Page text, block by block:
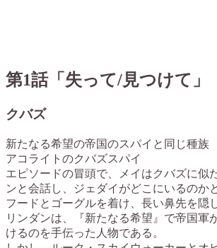
第1話「失って/見つけて」
クバズ
新たなる希望の帝国のスパイと同じ種族
アコライトのクバズスパイ
エピソードの冒頭で、メイはクバズに似
ンと会話し、ジェダイがどこにいるのか
フードとゴーグルを着け、長い鼻先を隠
リンダンは、『新たなる希望』で帝国軍
けるのを手伝った人物である。